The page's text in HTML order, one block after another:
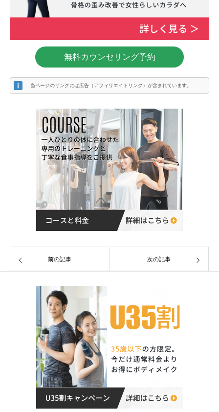
無料カウンセリング予約
当ページのリンクには広告（アフィリエイトリンク）が含まれています。
前の記事 次の記事